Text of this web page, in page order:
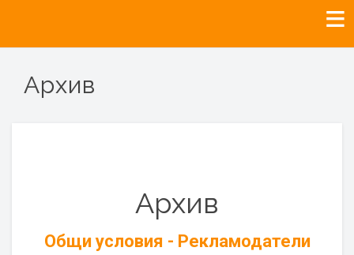
Архив
Архив
Общи условия - Рекламодатели